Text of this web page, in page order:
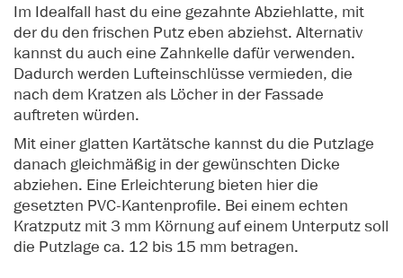
Im Idealfall hast du eine gezahnte Abziehlatte, mit
der du den frischen Putz eben abziehst. Alternativ
kannst du auch eine Zahnkelle dafür verwenden.
Dadurch werden Lufteinschlüsse vermieden, die
nach dem Kratzen als Löcher in der Fassade
auftreten würden.
Mit einer glatten Kartätsche kannst du die Putzlage
danach gleichmäßig in der gewünschten Dicke
abziehen. Eine Erleichterung bieten hier die
gesetzten PVC-Kantenprofile. Bei einem echten
Kratzputz mit 3 mm Körnung auf einem Unterputz soll
die Putzlage ca. 12 bis 15 mm betragen.